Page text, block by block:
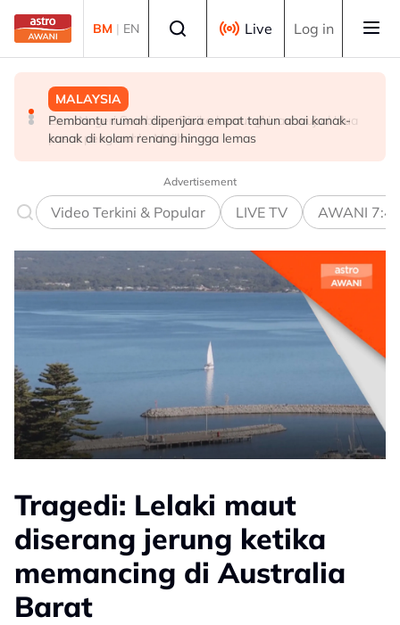
Skip to main content
BM | EN Live Log in
MALAYSIA
Pembantu rumah dipenjara empat tahun abai kanak-
kanak di kolam renang hingga lemas
POLITIK
RCI Tabung Haji: 'Jika tidak boleh sanggah fakta, jangan
main sentimen rakyat' - AMK
POLITIK
Exco Negeri Sembilan: Risiko kemungkinan wujud 'dua
pusat pengaruh' - Mujibu
Advertisement
Video Terkini & Popular LIVE TV AWANI
Tragedi: Lelaki maut
diserang jerung ketika
memancing di Australia
Barat